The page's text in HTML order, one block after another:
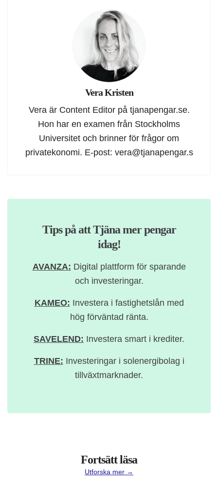
Vera Kristen
Vera är Content Editor på tjanapengar.se.
Hon har en examen från Stockholms
Universitet och brinner för frågor om
privatekonomi. E-post: vera@tjanapengar.s
Tips på att Tjäna mer pengar
idag!
AVANZA: Digital plattform för sparande
och investeringar.
KAMEO: Investera i fastighetslån med
hög förväntad ränta.
SAVELEND: Investera smart i krediter.
TRINE: Investeringar i solenergibolag i
tillväxtmarknader.
Fortsätt läsa
Utforska mer →